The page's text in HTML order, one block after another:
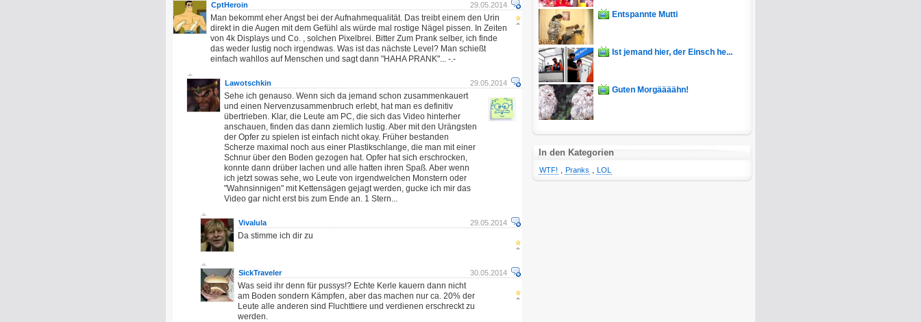
29.05.2014
CptHeroin
Man bekommt eher Angst bei der Aufnahmequalität. Das treibt einem den Urin
direkt in die Augen mit dem Gefühl als würde mal rostige Nägel pissen. In Zeiten
von 4k Displays und Co. , solchen Pixelbrei. Bitter Zum Prank selber, ich finde
das weder lustig noch irgendwas. Was ist das nächste Level? Man schießt
einfach wahllos auf Menschen und sagt dann "HAHA PRANK"... -.-
29.05.2014
Lawotschkin
Sehe ich genauso. Wenn sich da jemand schon zusammenkauert
und einen Nervenzusammenbruch erlebt, hat man es definitiv
übertrieben. Klar, die Leute am PC, die sich das Video hinterher
anschauen, finden das dann ziemlich lustig. Aber mit den Urängsten
der Opfer zu spielen ist einfach nicht okay. Früher bestanden
Scherze maximal noch aus einer Plastikschlange, die man mit einer
Schnur über den Boden gezogen hat. Opfer hat sich erschrocken,
konnte dann drüber lachen und alle hatten ihren Spaß. Aber wenn
ich jetzt sowas sehe, wo Leute von irgendwelchen Monstern oder
"Wahnsinnigen" mit Kettensägen gejagt werden, gucke ich mir das
Video gar nicht erst bis zum Ende an. 1 Stern...
29.05.2014
Vivalula
Da stimme ich dir zu
30.05.2014
SickTraveler
Was seid ihr denn für pussys!? Echte Kerle kauern dann nicht
am Boden sondern Kämpfen, aber das machen nur ca. 20% der
Leute alle anderen sind Fluchttiere und verdienen erschreckt zu
werden.
Entspannte Mutti
Ist jemand hier, der Einsch he...
Guten Morgäääähn!
In den Kategorien
WTF! Pranks LOL